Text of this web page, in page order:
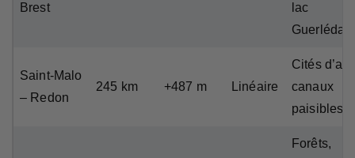
Brest
lac
Guerlédan
Saint-Malo
– Redon
245 km +487 m Linéaire
Cités d’art,
canaux
paisibles
Forêts,